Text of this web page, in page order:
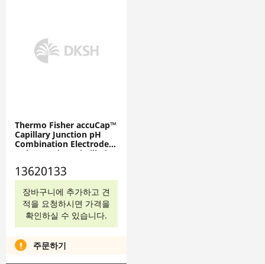
Thermo Fisher accuCap™
Capillary Junction pH
Combination Electrodes
- Glass Body, Gel-Filled
13620133
13620133
장바구니에 추가하고 견
적을 요청하시면 가격을
확인하실 수 있습니다.
주문하기